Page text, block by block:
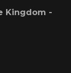
Kingdom -